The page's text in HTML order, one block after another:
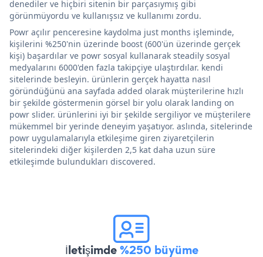
denediler ve hiçbiri sitenin bir parçasıymış gibi
görünmüyordu ve kullanışsız ve kullanımı zordu.
Powr açılır penceresine kaydolma just months işleminde,
kişilerini %250'nin üzerinde boost (600'ün üzerinde gerçek
kişi) başardılar ve powr sosyal kullanarak steadily sosyal
medyalarını 6000'den fazla takipçiye ulaştırdılar. kendi
sitelerinde besleyin. ürünlerin gerçek hayatta nasıl
göründüğünü ana sayfada added olarak müşterilerine hızlı
bir şekilde göstermenin görsel bir yolu olarak landing on
powr slider. ürünlerini iyi bir şekilde sergiliyor ve müşterilere
mükemmel bir yerinde deneyim yaşatıyor. aslında, sitelerinde
powr uygulamalarıyla etkileşime giren ziyaretçilerin
sitelerindeki diğer kişilerden 2,5 kat daha uzun süre
etkileşimde bulundukları discovered.
İletişimde%250 büyüme